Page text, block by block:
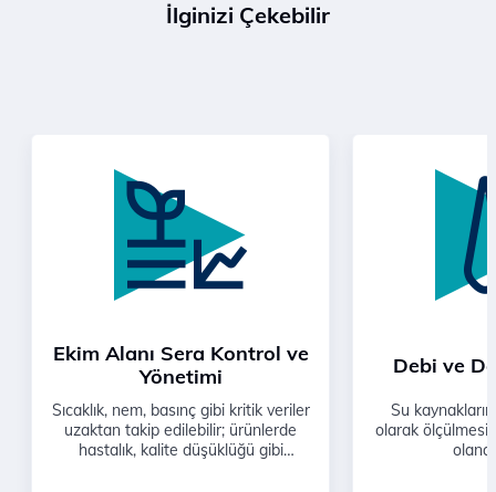
İlginizi Çekebilir
Ekim Alanı Sera Kontrol ve
Yönetimi
Sıcaklık, nem, basınç gibi kritik veriler
uzaktan takip edilebilir; ürünlerde
hastalık, kalite düşüklüğü gibi
Debi ve
Su
olarak ölçülmesi